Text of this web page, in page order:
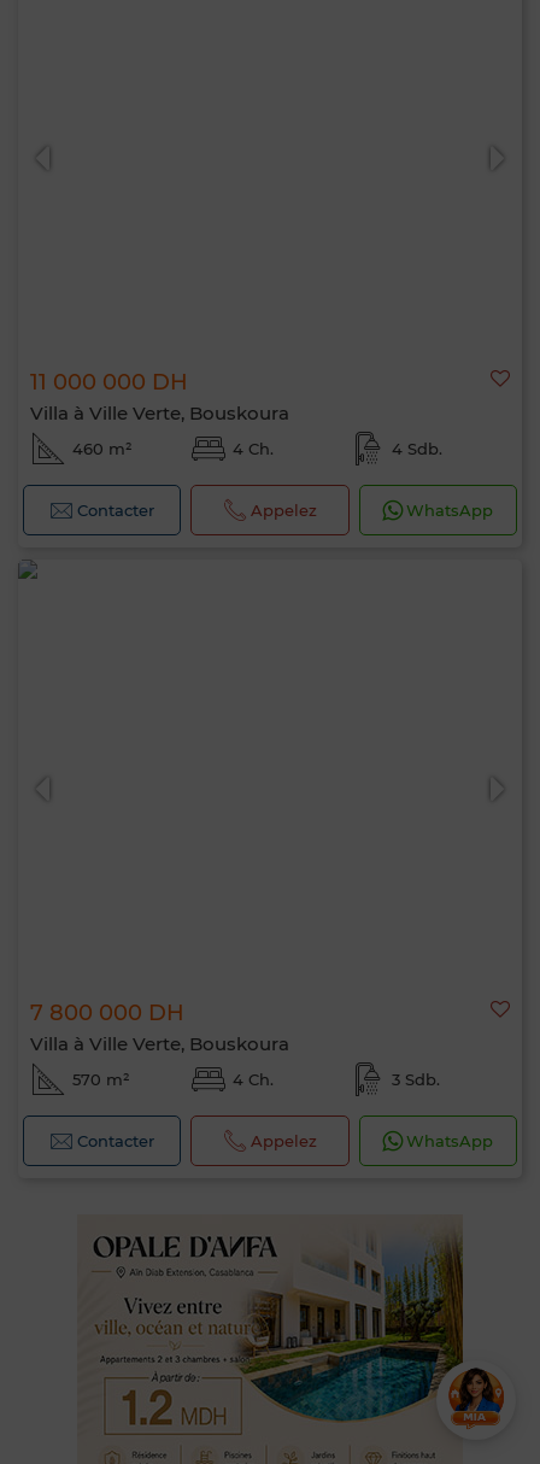
11 000 000 DH
Villa à Ville Verte, Bouskoura
460 m² 4 Ch. 4 Sdb.
Contacter Appelez WhatsApp
7 800 000 DH
Villa à Ville Verte, Bouskoura
570 m² 4 Ch. 3 Sdb.
Contacter Appelez WhatsApp